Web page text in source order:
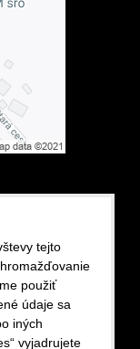
tejto
použiť
údaje sa
iných
vyjadrujete